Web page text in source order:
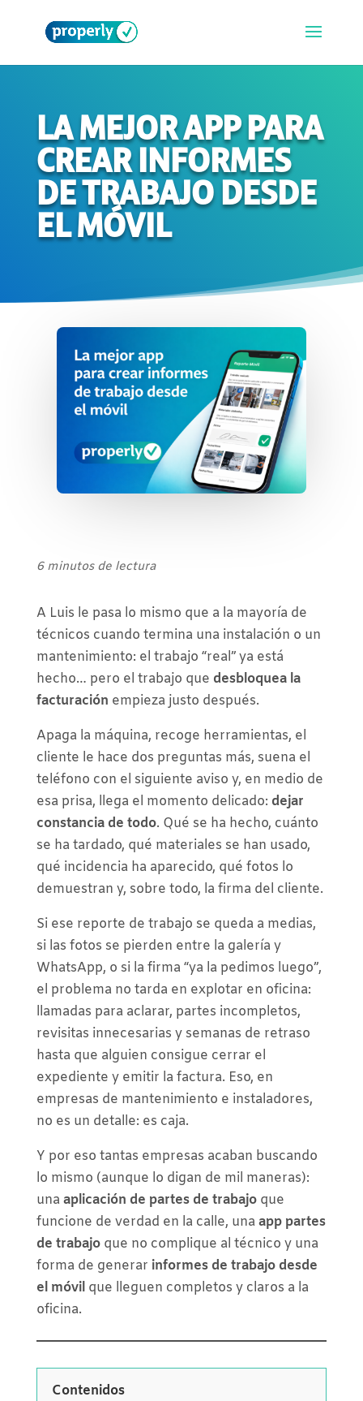
LA MEJOR APP PARA
CREAR INFORMES
DE TRABAJO DESDE
EL MÓVIL
6 minutos de lectura
A Luis le pasa lo mismo que a la mayoría de
técnicos cuando termina una instalación o un
mantenimiento: el trabajo “real” ya está
hecho… pero el trabajo que desbloquea la
facturación empieza justo después.
Apaga la máquina, recoge herramientas, el
cliente le hace dos preguntas más, suena el
teléfono con el siguiente aviso y, en medio de
esa prisa, llega el momento delicado: dejar
constancia de todo. Qué se ha hecho, cuánto
se ha tardado, qué materiales se han usado,
qué incidencia ha aparecido, qué fotos lo
demuestran y, sobre todo, la firma del cliente.
Si ese reporte de trabajo se queda a medias,
si las fotos se pierden entre la galería y
WhatsApp, o si la firma “ya la pedimos luego”,
el problema no tarda en explotar en oficina:
llamadas para aclarar, partes incompletos,
revisitas innecesarias y semanas de retraso
hasta que alguien consigue cerrar el
expediente y emitir la factura. Eso, en
empresas de mantenimiento e instaladores,
no es un detalle: es caja.
Y por eso tantas empresas acaban buscando
lo mismo (aunque lo digan de mil maneras):
una aplicación de partes de trabajoque
funcione de verdad en la calle, una app partes
de trabajoque no complique al técnico y una
forma de generar informes de trabajo desde
el móvilque lleguen completos y claros a la
oficina.
Contenidos